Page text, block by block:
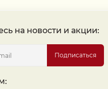
на новости и акции:
Подписаться